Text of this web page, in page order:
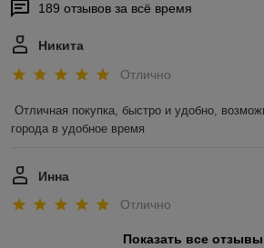
189 отзывов за всё время
Никита
Отлично
Отличная покупка, быстро и удобно,
города в удобное время
Инна
Отлично
Показать все отзывы